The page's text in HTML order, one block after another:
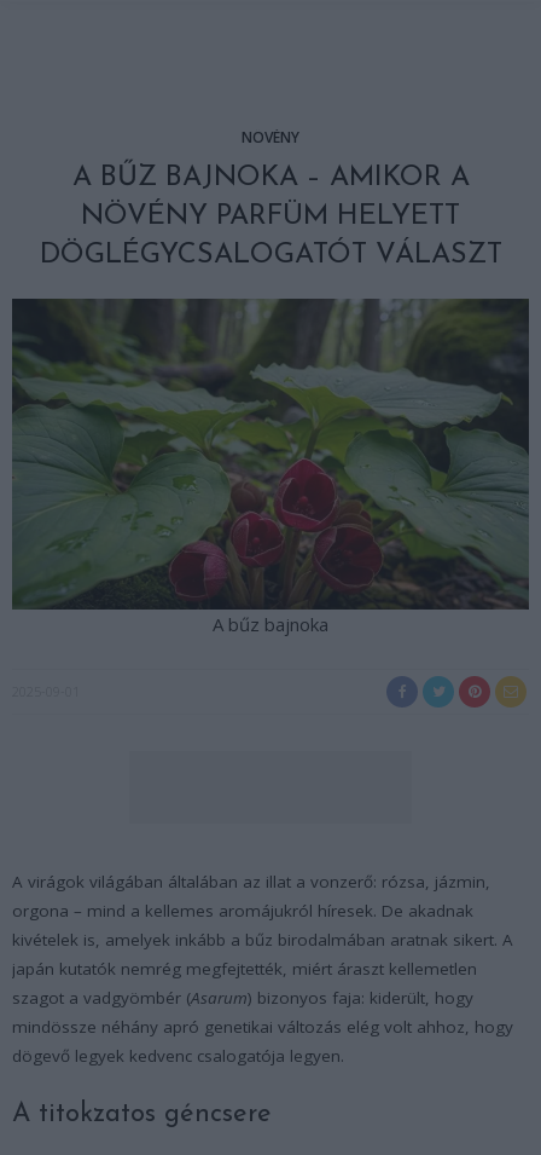
NÖVÉNY
A BŰZ BAJNOKA – AMIKOR A
NÖVÉNY PARFÜM HELYETT
DÖGLÉGYCSALOGATÓT VÁLASZT
A bűz bajnoka
A virágok világában általában az illat a vonzerő: rózsa, jázmin,
orgona – mind a kellemes aromájukról híresek. De akadnak
kivételek is, amelyek inkább a bűz birodalmában aratnak sikert. A
japán kutatók nemrég megfejtették, miért áraszt kellemetlen
szagot a vadgyömbér (Asarum) bizonyos faja: kiderült, hogy
mindössze néhány apró genetikai változás elég volt ahhoz, hogy
dögevő legyek kedvenc csalogatója legyen.
A titokzatos géncsere